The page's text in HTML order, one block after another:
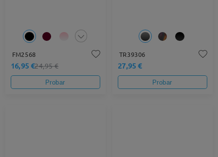
FM2568
16,95 €24,95 €
Probar
TR39306
27,95 €
Probar